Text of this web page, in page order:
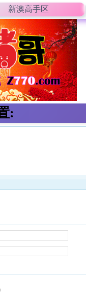
新澳高手区
: